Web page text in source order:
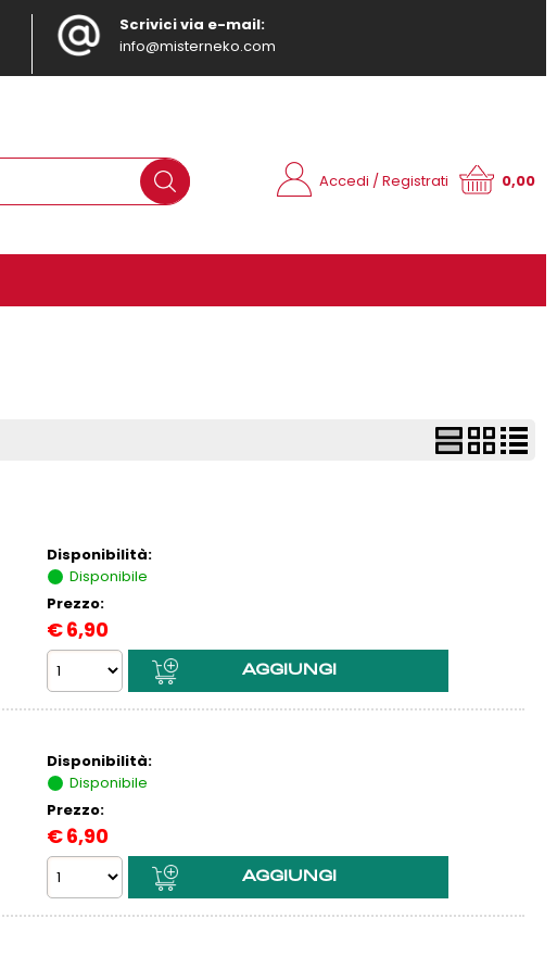
Scrivici via e-mail:
info@misterneko.com
Accedi / Registrati
clicca sul pulsante "Accedi"
"Registrati"
0,00
Disponibilità:
Disponibile
Prezzo:
€6,90
Disponibilità:
Disponibile
Prezzo:
€6,90